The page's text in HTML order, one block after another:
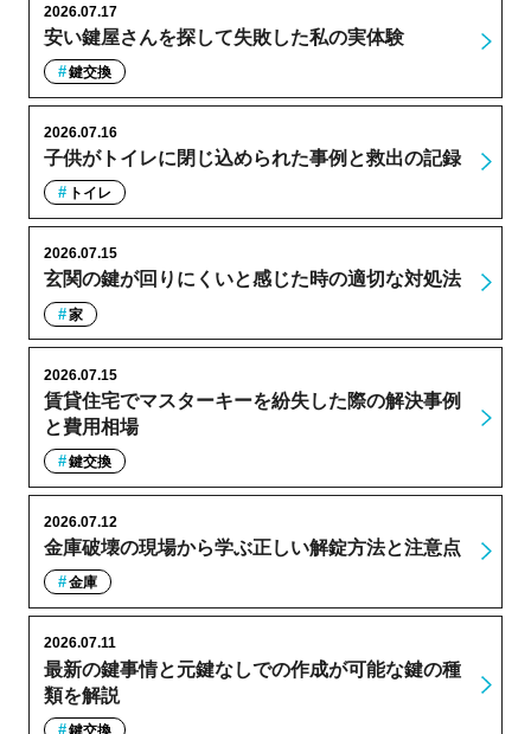
安い鍵屋さんを探して失敗した私の実体験
2026.07.17
鍵交換
子供がトイレに閉じ込められた事例と救出の記録
2026.07.16
トイレ
玄関の鍵が回りにくいと感じた時の適切な対処法
2026.07.15
家
賃貸住宅でマスターキーを紛失した際の解決事例
と費用相場
2026.07.15
鍵交換
金庫破壊の現場から学ぶ正しい解錠方法と注意点
2026.07.12
金庫
最新の鍵事情と元鍵なしでの作成が可能な鍵の種
類を解説
2026.07.11
鍵交換